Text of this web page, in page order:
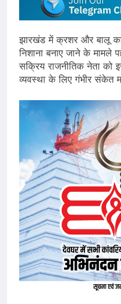
झारखंड में क्रशर और बालू
निशाना बनाए जाने के
सक्रिय राजनीतिक नेता को
व्यवस्था के लिए गंभीर संकेत